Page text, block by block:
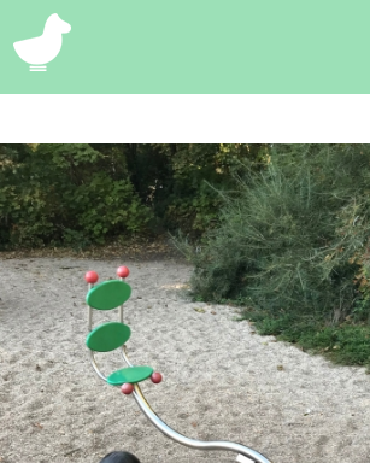
Suchen
Eintragen
App
Blog
Partner